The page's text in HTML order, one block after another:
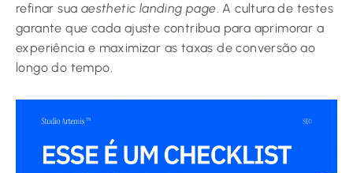
refinar sua aesthetic landing page. A cultura de testes
garante que cada ajuste contribua para aprimorar a
experiência e maximizar as taxas de conversão ao
longo do tempo.